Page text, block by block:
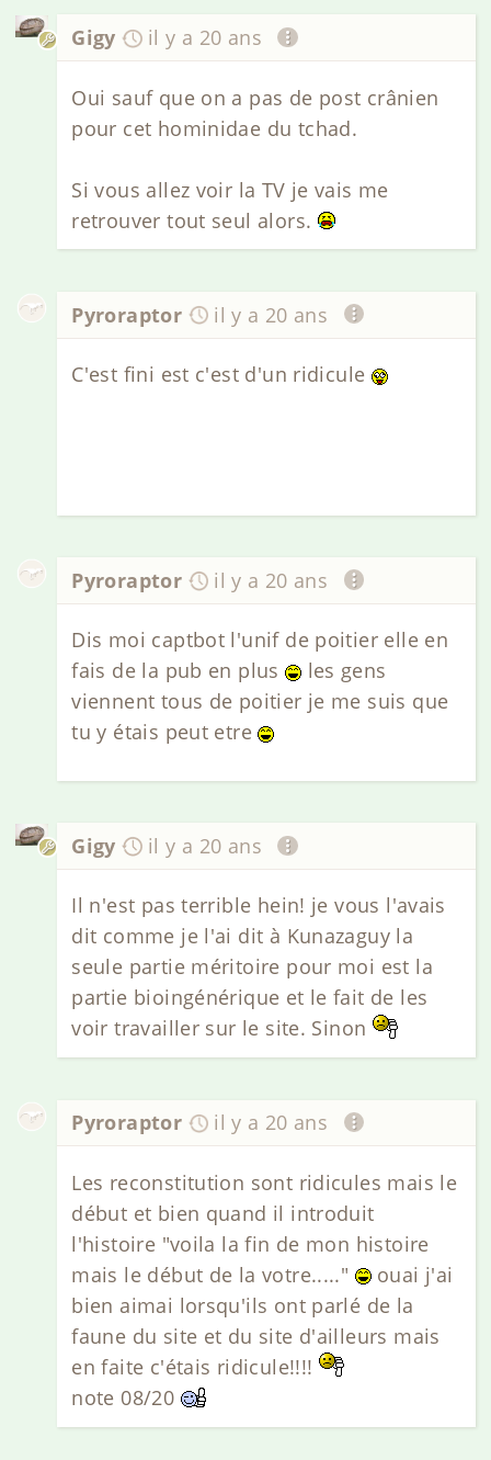
Gigy il y a 20 ans
Oui sauf que on a pas de post crânien
pour cet hominidae du tchad.
Si vous allez voir la TV je vais me
retrouver tout seul alors.
Pyroraptor il y a 20 ans
C'est fini est c'est d'un ridicule
Pyroraptor il y a 20 ans
Dis moi captbot l'unif de poitier elle en
fais de la pub en plus
les gens
viennent tous de poitier je me suis que
tu y étais peut etre
Gigy il y a 20 ans
Il n'est pas terrible hein! je vous l'avais
dit comme je l'ai dit à Kunazaguy la
seule partie méritoire pour moi est la
partie bioingénérique et le fait de les
voir travailler sur le site. Sinon
Pyroraptor il y a 20 ans
Les reconstitution sont ridicules mais le
début et bien quand il introduit
l'histoire "voila la fin de mon histoire
mais le début de la votre....."
ouai j'ai
bien aimai lorsqu'ils ont parlé de la
faune du site et du site d'ailleurs mais
en faite c'étais ridicule!!!!
note 08/20